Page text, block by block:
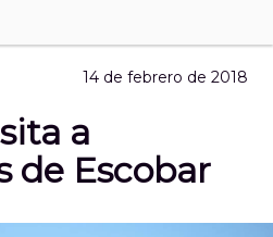
14 de febrero de 2018
a
de Escobar